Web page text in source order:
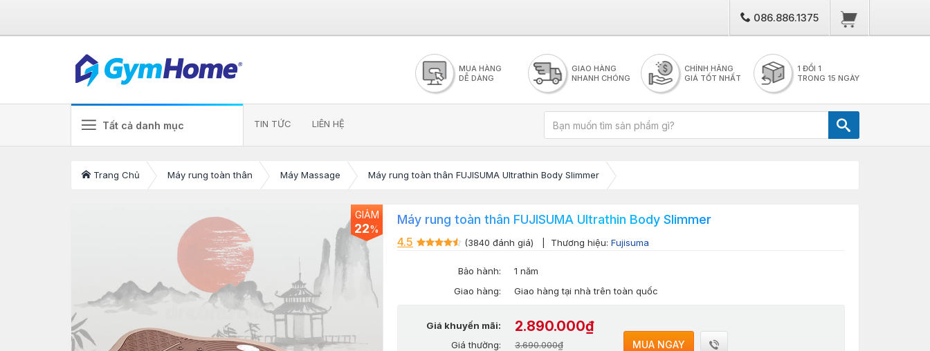
086.886.1375
MUA HÀNG
DỄ DÀNG
GIAO HÀNG
NHANH CHÓNG
CHÍNH HÃNG
GIÁ TỐT NHẤT
1 ĐỔI 1
TRONG 15 NGÀY
Tất cả danh mục TIN TỨC LIÊN HỆ
Trang Chủ Máy rung toàn thân Máy Massage Máy rung toàn thân FUJISUMA Ultrathin Body Slimmer
GIẢM
22%
Máy rung toàn thân FUJISUMA Ultrathin Body Slimmer
4.5 (3840 đánh giá) | Thương hiệu: Fujisuma
Bảo hành:
1 năm
Giao hàng:
Giao hàng tại nhà trên toàn quốc
Giá khuyến mãi:
Giá thường:
2.890.000₫
3.690.000₫
MUA NGAY